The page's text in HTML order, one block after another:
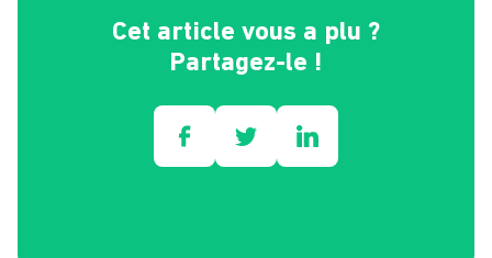
Cet article vous a plu ?
Partagez-le !